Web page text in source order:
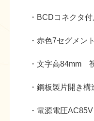
・BCDコネクタ付
・赤色7セグメン
・文字高84mm
・鋼板製片開き構
・電源電圧